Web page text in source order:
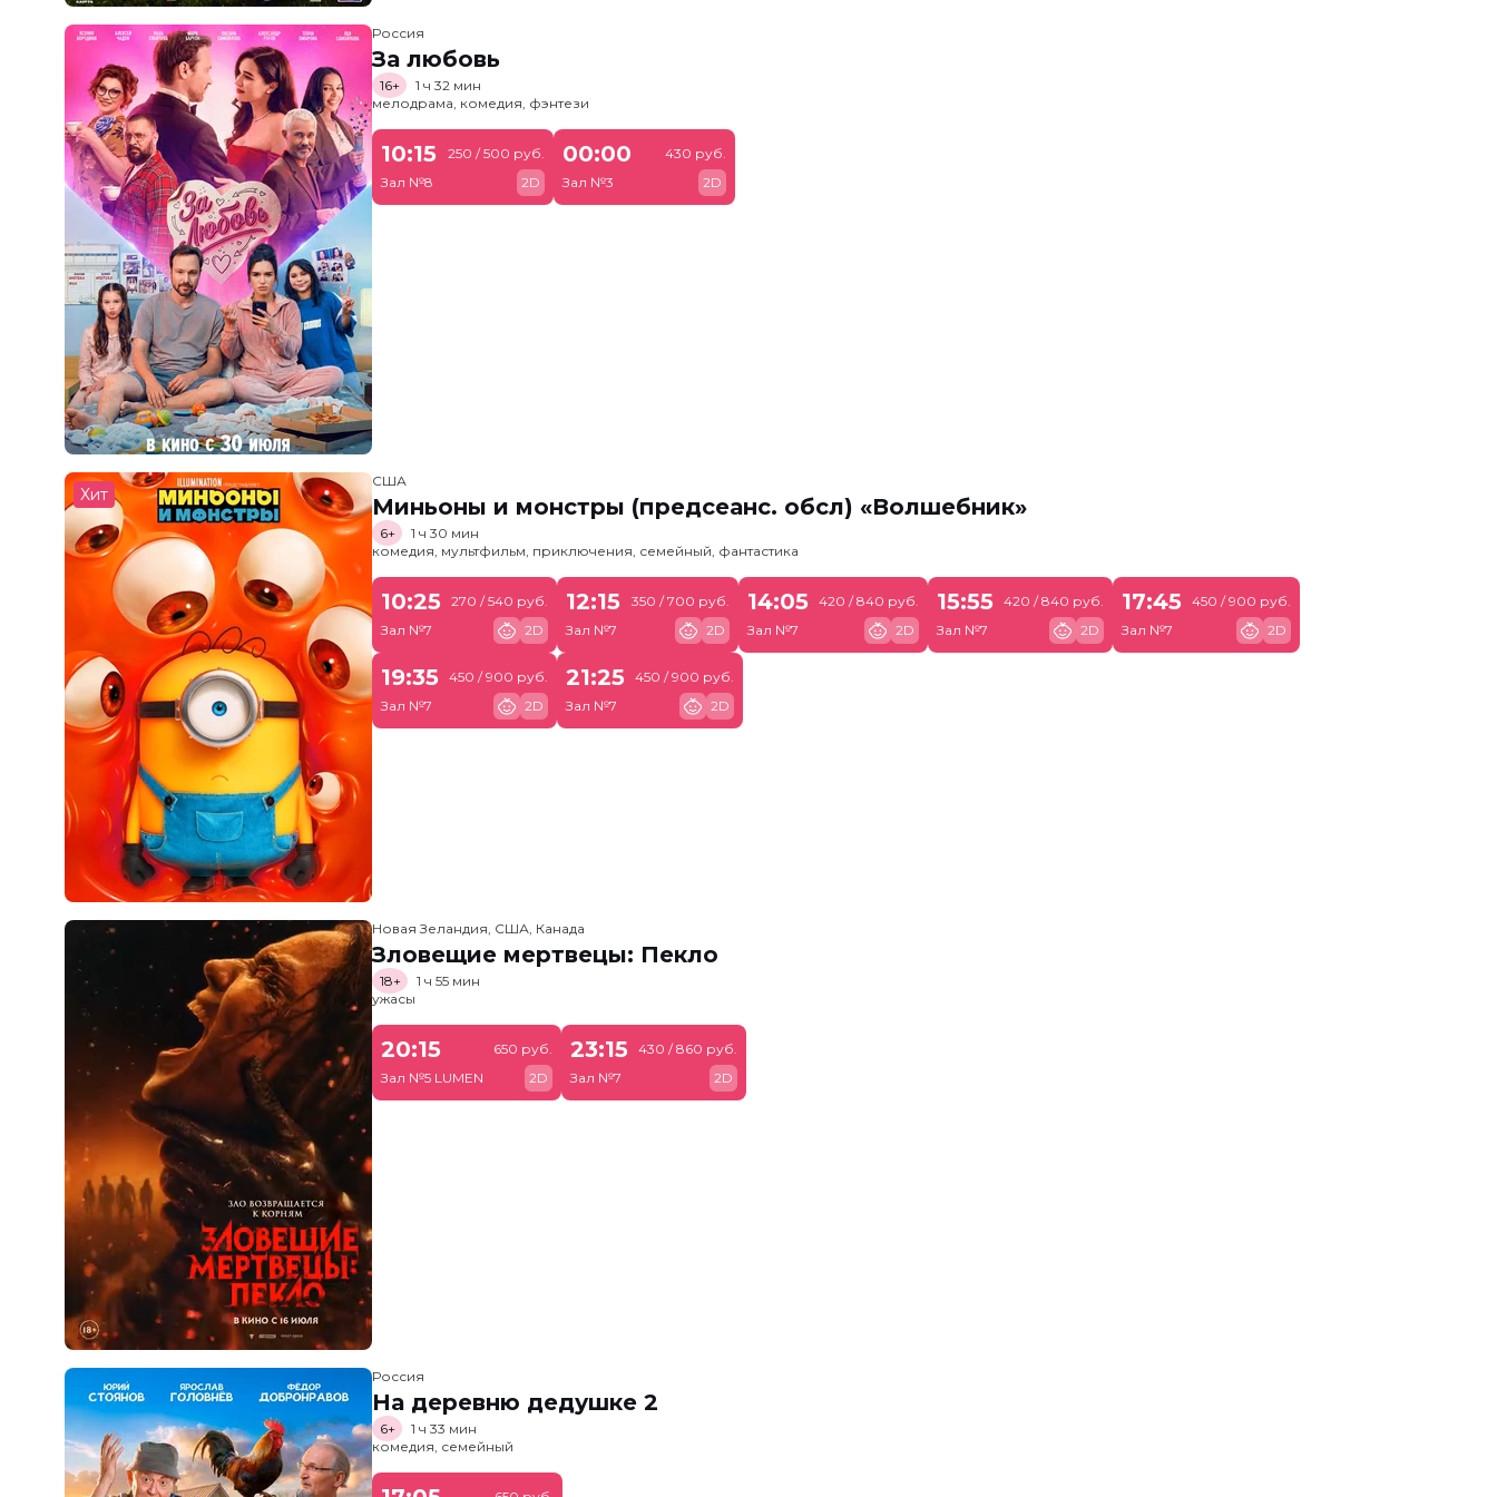
Россия
За любовь
16+
1 ч 32 мин
мелодрама, комедия, фэнтези
10:15
Зал №8
250 / 500 руб.
2D
00:00
Зал №3
430 руб.
2D
Хит
США
Миньоны и монстры (предсеанс. обсл) «Волшебник»
6+
1 ч 30 мин
комедия, мультфильм, приключения, семейный, фантастика
10:25
Зал №7
270 / 540 руб.
2D
12:15
Зал №7
350 / 700 руб.
2D
14:05
Зал №7
420 / 840 руб.
2D
15:55
Зал №7
420 / 840 руб.
2D
17:45
Зал №7
450 / 900 руб.
2D
19:35
Зал №7
450 / 900 руб.
2D
21:25
Зал №7
450 / 900 руб.
2D
Новая Зеландия, США, Канада
Зловещие мертвецы: Пекло
18+
1 ч 55 мин
ужасы
20:15
Зал №5 LUMEN
650 руб.
2D
23:15
Зал №7
430 / 860 руб.
2D
Россия
На деревню дедушке 2
6+
1 ч 33 мин
комедия, семейный